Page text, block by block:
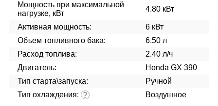
Мощность при максимальной
нагрузке, кВт
4.80 кВт
Активная мощность:
6 кВт
Объем топливного бака:
6.50 л
Расход топлива:
2.40 л/ч
Двигатель:
Honda GX 390
Тип старта\запуска:
Ручной
Тип охлаждения: ? Воздушное